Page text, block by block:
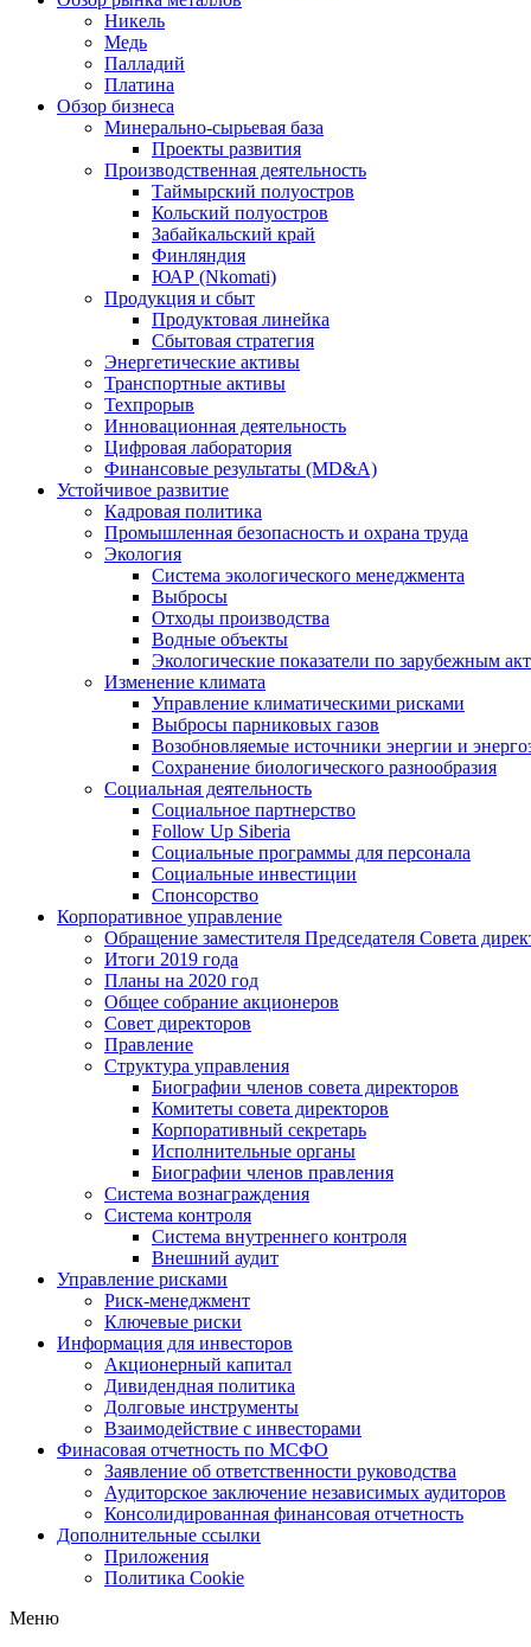
Никель
Медь
Палладий
Платина
Обзор бизнеса
Минерально-сырьевая база
Проекты развития
Производственная деятельность
Таймырский полуостров
Кольский полуостров
Забайкальский край
Финляндия
ЮАР (Nkomati)
Продукция и сбыт
Продуктовая линейка
Сбытовая стратегия
Энергетические активы
Транспортные активы
Техпрорыв
Инновационная деятельность
Цифровая лаборатория
Финансовые результаты (MD&A)
Устойчивое развитие
Кадровая политика
Промышленная безопасность и охрана труда
Экология
Система экологического менеджмента
Выбросы
Отходы производства
Водные объекты
Экологические показатели по зарубежным
Изменение климата
Управление климатическими рисками
Выбросы парниковых газов
Возобновляемые источники энергии и
Сохранение биологического разнообразия
Социальная деятельность
Социальное партнерство
Follow Up Siberia
Социальные программы для персонала
Социальные инвестиции
Спонсорство
Корпоративное управление
Обращение заместителя Председателя Совета
Итоги 2019 года
Планы на 2020 год
Общее собрание акционеров
Совет директоров
Правление
Структура управления
Биографии членов совета директоров
Комитеты совета директоров
Корпоративный секретарь
Исполнительные органы
Биографии членов правления
Система вознаграждения
Система контроля
Система внутреннего контроля
Внешний аудит
Управление рисками
Риск-менеджмент
Ключевые риски
Информация для инвесторов
Акционерный капитал
Дивидендная политика
Долговые инструменты
Взаимодействие с инвеcторами
Финасовая отчетность по МСФО
Заявление об ответственности руководства
Аудиторское заключение независимых аудиторов
Консолидированная финансовая отчетность
Дополнительные ссылки
Приложения
Политика Cookie
Меню